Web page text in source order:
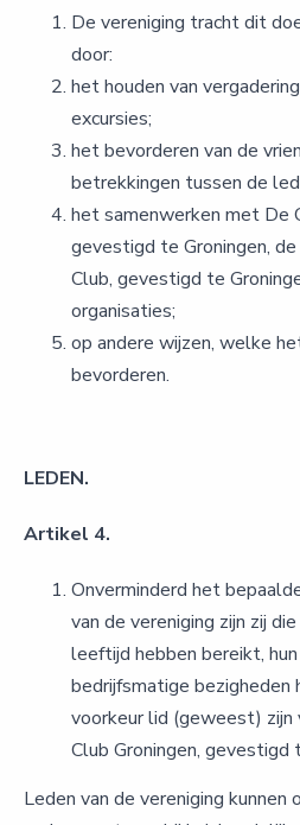
De vereniging tracht dit
door:
het houden van
excursies;
het bevorderen van de
betrekkingen tussen de
het samenwerken met De
gevestigd te Groningen,
Club, gevestigd te
organisaties;
op andere wijzen, welke
bevorderen.
LEDEN.
Artikel 4.
Onverminderd het
van de vereniging zijn zij
leeftijd hebben bereikt,
bedrijfsmatige bezigheden
voorkeur lid (geweest) zijn
Club Groningen, gevestigd
Leden van de vereniging kunnen